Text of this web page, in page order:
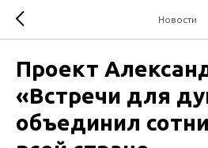
Новости
Проект
«Встречи для
объединил